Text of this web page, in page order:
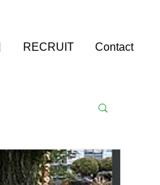
RECRUIT Contact